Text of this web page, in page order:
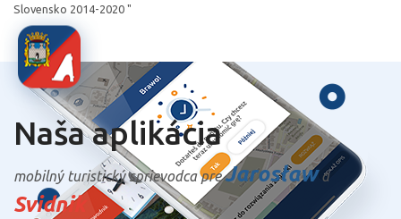
Slovensko 2014-2020 "
Naša aplikácia
mobilný turistický sprievodca preJarosława
Svidnik